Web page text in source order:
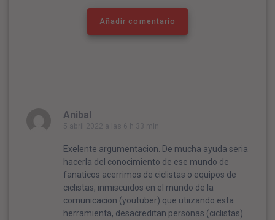
Añadir comentario
Anibal
5 abril 2022 a las 6 h 33 min
Exelente argumentacion. De mucha ayuda seria
hacerla del conocimiento de ese mundo de
fanaticos acerrimos de ciclistas o equipos de
ciclistas, inmiscuidos en el mundo de la
comunicacion (youtuber) que utiizando esta
herramienta, desacreditan personas (ciclistas)